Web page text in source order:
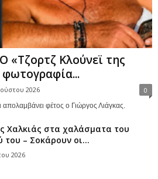
«Τζορτζ Κλούνεϊ της
φωτογραφία...
2026 0
φέτος ο Γιώργος Λιάγκας.
Χαλκιάς στα χαλάσματα του
του – Σοκάρουν οι...
2026